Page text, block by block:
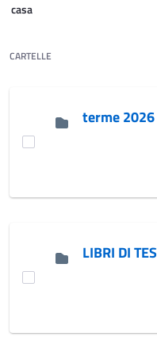
casa
CARTELLE
terme 2026
LIBRI DI